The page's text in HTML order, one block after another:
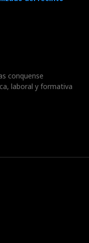
conquense
laboral y formativa